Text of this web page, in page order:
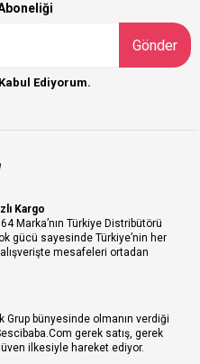
Gönder
Ediyorum.
Kargo
Marka’nın Türkiye Distribütörü
gücü sayesinde Türkiye’nin her
mesafeleri ortadan
bünyesinde olmanın verdiği
gerek satış, gerek
ilkesiyle hareket ediyor.